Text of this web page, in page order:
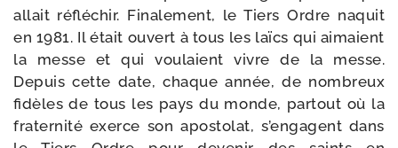
allait réflé­chir. Finalement, le Tiers Ordre naquit
en 1981. Il était ouvert à tous les laïcs qui aimaient
la messe et qui vou­laient vivre de la messe.
Depuis cette date, chaque année, de nom­breux
fidèles de tous les pays du monde, par­tout où la
fra­ter­ni­té exerce son apos­to­lat, s’engagent dans